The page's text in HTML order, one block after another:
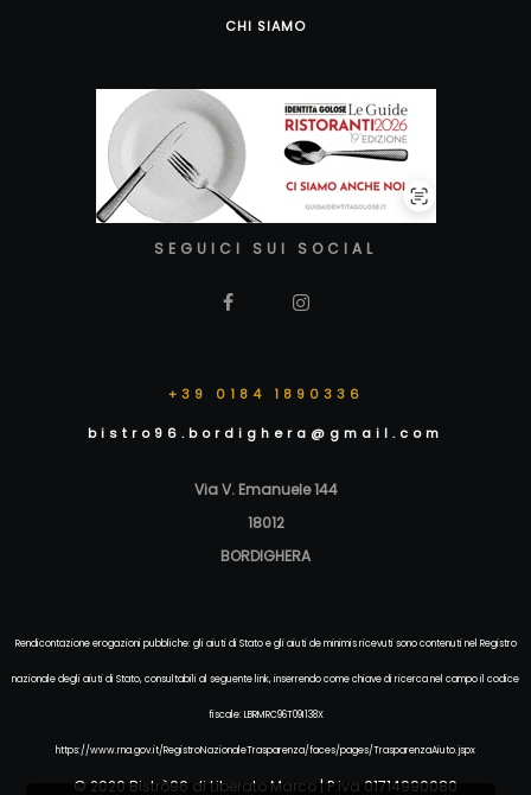
CHI SIAMO
SEGUICI SUI SOCIAL
+39 0184 1890336
bistro96.bordighera@gmail.com
Via V. Emanuele 144
18012
BORDIGHERA
Rendicontazione erogazioni pubbliche: gli aiuti di Stato e gli aiuti de minimis ricevuti sono contenuti nel Registro
nazionale degli aiuti di Stato, consultabili al seguente link, inserrendo come chiave di ricerca nel campo il codice
fiscale: LBRMRC96T09I138X
https://www.rna.gov.it/RegistroNazionaleTrasparenza/faces/pages/TrasparenzaAiuto.jspx
© 2020 Bistrò96 di Liberato Marco | P.iva 01714990080